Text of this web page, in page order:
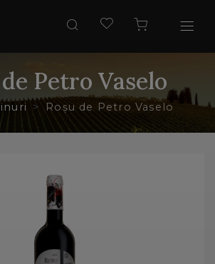
Petro Vaselo
Roșu de Petro Vaselo